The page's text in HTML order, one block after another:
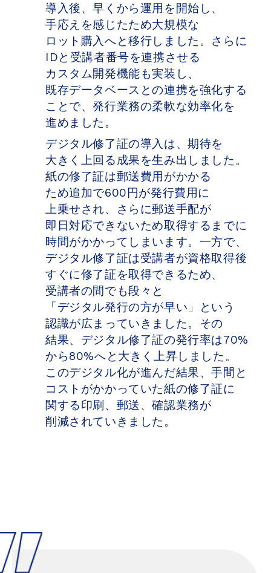
導入後、​​早くから​​運用を​​開始し、​​
手応えを​​感じた​​ため大規模な​​
ロット購入へと​​移行しました。​​さらに​​
IDと​​受講者番号を​​連携させる​​
カスタム開発機能も​​実装し、​​
既存データベースとの​​連携を​​強化する​​
ことで、​​発行業務の​​柔軟な​​効率化を​​
進めました。
デジタル修了証の​導入は、​期待を​
大きく​上回る​成果を​生み出しました。​
紙の​修了証は​郵送費用が​かかる​
ため追加で​600円が​発行費用に​
上乗せされ、​さらに​郵送手配が​
即日対応できないため取得するまでに​
時間が​かかってしまいます。​一方で、​
デジタル修了証は​受講者が​資格取得後​
すぐに​修了証を​取得できる​ため、​
受講者の​間でも​段々と​
「デジタル発行の​方が​早い」と​いう​
認識が​広まっていきました。​その​
結果、​デジタル修了証の​発行率は​70%
から​80%へと​大きく​上昇しました。​
この​デジタル化が​進んだ​結果、​手間と​
コストが​かかっていた​紙の​修了証に​
関する​印刷、​郵送、​確認業務が​
削減されていきました。